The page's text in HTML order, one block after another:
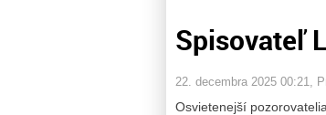
Spisovateľ
22. decembra 2025 00:21 ,
Osvietenejší